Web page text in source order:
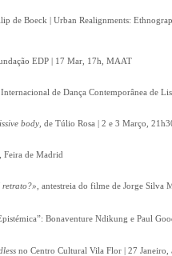
de Boeck | Urban Realignments:
EDP | 17 Mar, 17h, MAAT
de Dança Contemporânea de
body , de Túlio Rosa | 2 e 3 Março,
Feira de Madrid
retrato?» , antestreia do filme de Jorge Silva
Bonaventure Ndikung e Paul
no Centro Cultural Vila Flor | 27 Janeiro,